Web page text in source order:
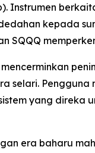
Instrumen
kepada
SQQQ
mencerminkan
selari.
yang direka
era baharu